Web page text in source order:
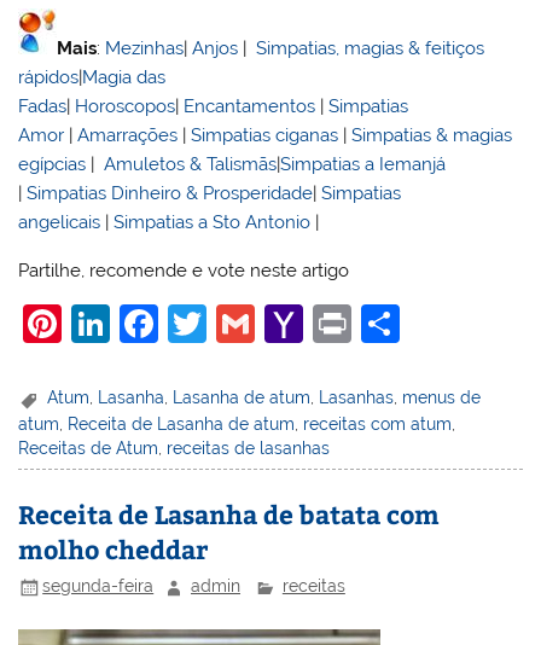
Mais: Mezinhas |Anjos |Simpatias, magias & feitiços
rápidos Magia das
Fadas Horoscopos Encantamentos |Simpatias
Amor |Amarrações |Simpatias ciganas |Simpatias & magias
egípcias |Amuletos & Talismãs|Simpatias a Iemanjá
|Simpatias Dinheiro & Prosperidade |Simpatias
angelicais |Simpatias a Sto Antonio
Partilhe, recomende e vote neste artigo
Pi
er
e
st
Li
k
e
dI
n
F
c
e
b
o
o
k
T
itt
er
G
ai
l
Y
h
o
o
M
l
Pr
t
ar
e
Atum Lasanha Lasanha de atum Lasanhas menus de
atum Receita de Lasanha de atum receitas com atum
Receitas de Atum receitas de lasanhas
Receita de Lasanha de batata com
molho cheddar
segunda-feira admin receitas